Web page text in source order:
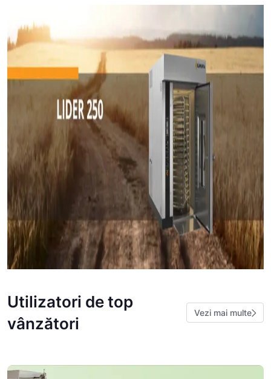
Utilizatori de top
vânzători
Vezi mai multe